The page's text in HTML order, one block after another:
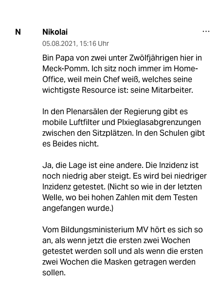
N Nikolai
05.08.2021, 15:16 Uhr
Bin Papa von zwei unter Zwölfjährigen hier in
Meck-Pomm. Ich sitz noch immer im Home-
Office, weil mein Chef weiß, welches seine
wichtigste Resource ist: seine Mitarbeiter.
In den Plenarsälen der Regierung gibt es
mobile Luftfilter und Plxieglasabgrenzungen
zwischen den Sitzplätzen. In den Schulen gibt
es Beides nicht.
Ja, die Lage ist eine andere. Die Inzidenz ist
noch niedrig aber steigt. Es wird bei niedriger
Inzidenz getestet. (Nicht so wie in der letzten
Welle, wo bei hohen Zahlen mit dem Testen
angefangen wurde.)
Vom Bildungsministerium MV hört es sich so
an, als wenn jetzt die ersten zwei Wochen
getestet werden soll und als wenn die ersten
zwei Wochen die Masken getragen werden
sollen.